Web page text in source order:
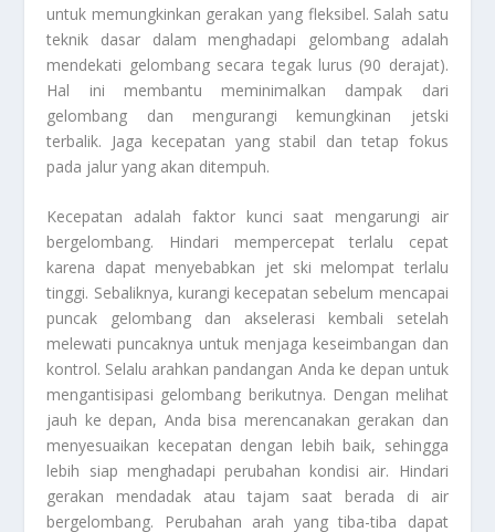
untuk memungkinkan gerakan yang fleksibel. Salah satu
teknik dasar dalam menghadapi gelombang adalah
mendekati gelombang secara tegak lurus (90 derajat).
Hal ini membantu meminimalkan dampak dari
gelombang dan mengurangi kemungkinan jetski
terbalik. Jaga kecepatan yang stabil dan tetap fokus
pada jalur yang akan ditempuh.
Kecepatan adalah faktor kunci saat mengarungi air
bergelombang. Hindari mempercepat terlalu cepat
karena dapat menyebabkan jet ski melompat terlalu
tinggi. Sebaliknya, kurangi kecepatan sebelum mencapai
puncak gelombang dan akselerasi kembali setelah
melewati puncaknya untuk menjaga keseimbangan dan
kontrol. Selalu arahkan pandangan Anda ke depan untuk
mengantisipasi gelombang berikutnya. Dengan melihat
jauh ke depan, Anda bisa merencanakan gerakan dan
menyesuaikan kecepatan dengan lebih baik, sehingga
lebih siap menghadapi perubahan kondisi air. Hindari
gerakan mendadak atau tajam saat berada di air
bergelombang. Perubahan arah yang tiba-tiba dapat